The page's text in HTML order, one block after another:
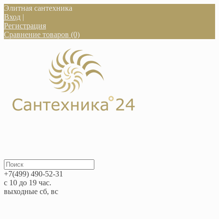
Элитная сантехника
Вход |
Регистрация
Сравнение товаров (0)
+7(499) 490-52-31
с 10 до 19 час.
выходные сб, вс